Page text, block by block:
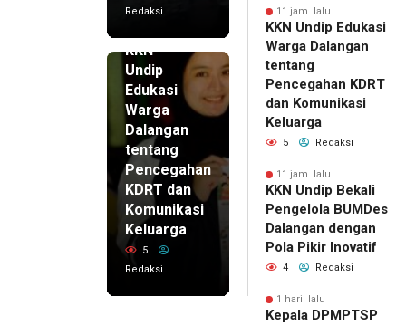
Redaksi
KKN
Undip
Edukasi
Warga
Dalangan
tentang
Pencegahan
KDRT dan
Komunikasi
Keluarga
5
Redaksi
11 jam lalu
KKN Undip Edukasi
Warga Dalangan
tentang
Pencegahan KDRT
dan Komunikasi
Keluarga
5 Redaksi
11 jam lalu
KKN Undip Bekali
Pengelola BUMDes
Dalangan dengan
Pola Pikir Inovatif
4 Redaksi
1 hari lalu
Kepala DPMPTSP